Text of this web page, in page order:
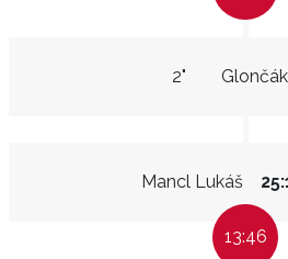
2"
Mancl Lukáš
13:46